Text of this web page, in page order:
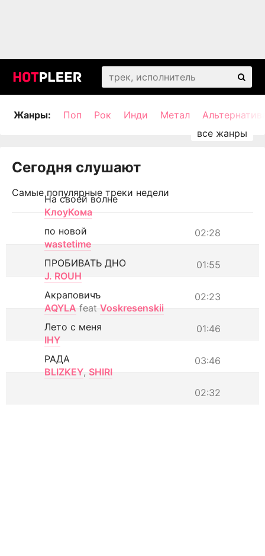
Жанры: Поп Рок Инди Метал
Сегодня слушают
Самые популярные треки недели
На своей волне
КлоуКома
02:28
по новой
wastetime
01:55
ПРОБИВАТЬ ДНО
J. ROUH
02:23
Акраповичъ
AQYLA feat Voskresenskii
01:46
Лето с меня
IHY
03:46
РАДА
BLIZKEY, SHIRI
02:32